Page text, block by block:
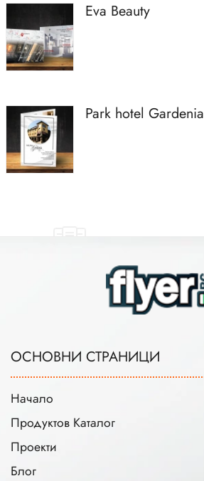
Eva Beauty
Park hotel Gardenia
ОСНОВНИ СТРАНИЦИ
Начало
Продуктов Каталог
Проекти
Блог